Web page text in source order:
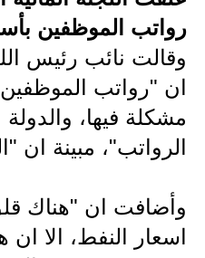
رواتب الموظفين
وقالت نائب رئيس
ان "رواتب
مشكلة فيها،
الرواتب"، مبينة ان
وأضافت ان "هناك
اسعار النفط، الا ان